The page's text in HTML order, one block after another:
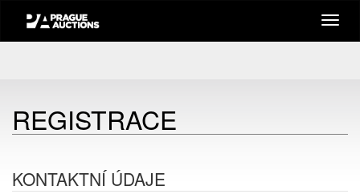
REGISTRACE
KONTAKTNÍ ÚDAJE